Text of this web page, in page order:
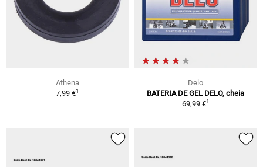
Athena
7,99 €1
Delo
BATERIA DE GEL DELO, cheia
69,99 €1